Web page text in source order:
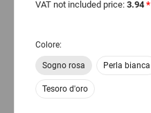
VAT not included price: 3.94 *
Colore:
Sogno rosa Perla bianca
Tesoro d'oro